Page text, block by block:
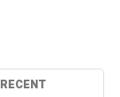
RECENT